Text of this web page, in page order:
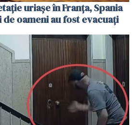
uriașe în Franța, Spania
oameni au fost evacuați